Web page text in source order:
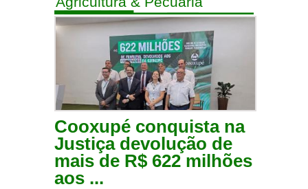
Cooxupé conquista na
Justiça devolução de
mais de R$ 622 milhões
aos ...